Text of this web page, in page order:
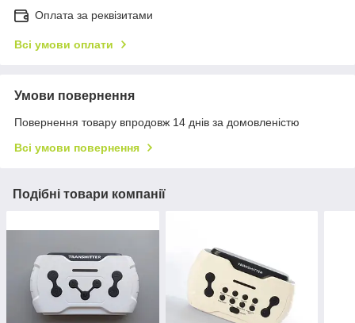
Оплата за реквізитами
Всі умови оплати
Умови повернення
Повернення товару впродовж 14 днів за домовленістю
Всі умови повернення
Подібні товари компанії